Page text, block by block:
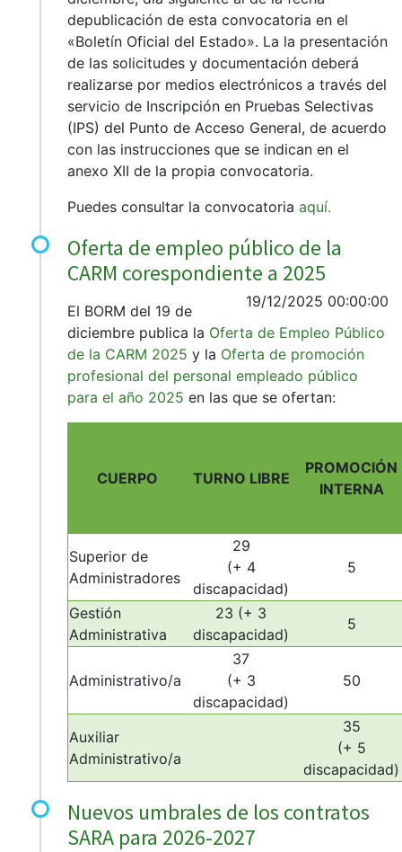
depublicación de esta convocatoria en el
«Boletín Oficial del Estado». La la presentación
de las solicitudes y documentación deberá
realizarse por medios electrónicos a través del
servicio de Inscripción en Pruebas Selectivas
(IPS) del Punto de Acceso General, de acuerdo
con las instrucciones que se indican en el
anexo XII de la propia convocatoria.
Puedes consultar la convocatoria aquí.
Oferta de empleo público de la
CARM corespondiente a 2025
19/12/2025 00:00:00
El BORM del 19 de
diciembre publica la Oferta de Empleo Público
de la CARM 2025 y la Oferta de promoción
profesional del personal empleado público
para el año 2025 en las que se ofertan:
CUERPO TURNO LIBRE
PROMOCIÓN
INTERNA
Superior de
Administradores
29
(+ 4
discapacidad)
5
Gestión
Administrativa
23 (+ 3
discapacidad)
5
Administrativo/a
37
(+ 3
discapacidad)
50
Auxiliar
Administrativo/a
35
(+ 5
discapacidad)
Nuevos umbrales de los contratos
SARA para 2026-2027